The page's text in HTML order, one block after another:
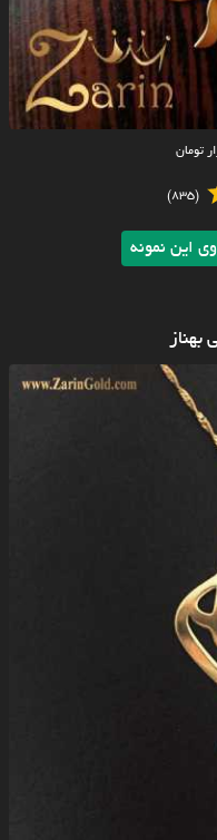
تومان
(835)
این نمونه